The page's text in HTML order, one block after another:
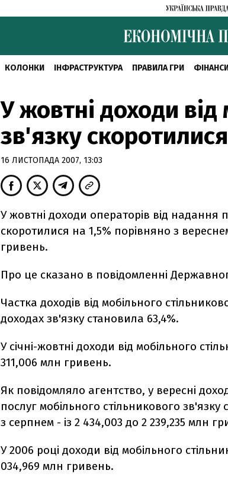
КОЛОНКИ ІНФРАСТРУКТУРА ПРАВИЛА ГРИ
У жовтні доходи від
зв'язку скоротилися
16 ЛИСТОПАДА 2007, 13:03
У жовтні доходи операторів від надання
скоротилися на 1,5% порівняно з
гривень.
Про це сказано в повідомленні
Частка доходів від мобільного
доходах зв'язку становила 63,4%.
У січні-жовтні доходи від мобільного
311,006 млн гривень.
Як повідомляло агентство, у вересні
послуг мобільного стільникового
з серпнем - із 2 434,003 до 2 239,235 млн
У 2006 році доходи від мобільного
034,969 млн гривень.